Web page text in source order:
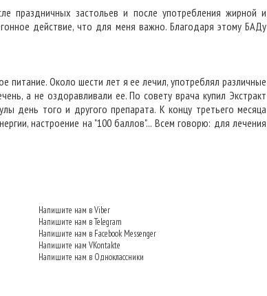
праздничных застольев и после употребления жирной и
действие, что для меня важно. Благодаря этому БАДу
питание. Около шести лет я ее лечил, употреблял различные
а не оздоравливали ее. По совету врача купил Экстракт
день того и другого препарата. К концу третьего месяца
настроение на "100 баллов"... Всем говорю: для лечения
Напишите нам в Viber
Напишите нам в Telegram
Напишите нам в Facebook Messenger
Напишите нам VKontakte
Напишите нам в Одноклассники